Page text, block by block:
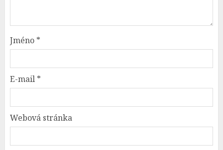
Jméno *
E-mail *
Webová stránka